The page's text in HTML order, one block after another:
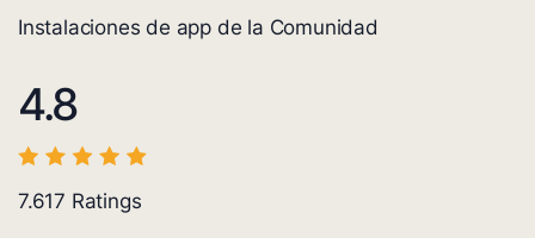
Instalaciones de app de la Comunidad
4.8
7.617 Ratings